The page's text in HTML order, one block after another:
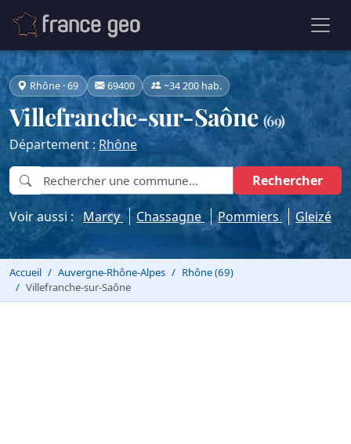
Rhône · 69 69400 ~34 200 hab.
Villefranche-sur-Saône(69)
Département : Rhône
Rechercher
Voir aussi : Marcy Chassagne Pommiers Gleizé
Accueil Auvergne-Rhône-Alpes
Rhône (69)
Villefranche-sur-Saône